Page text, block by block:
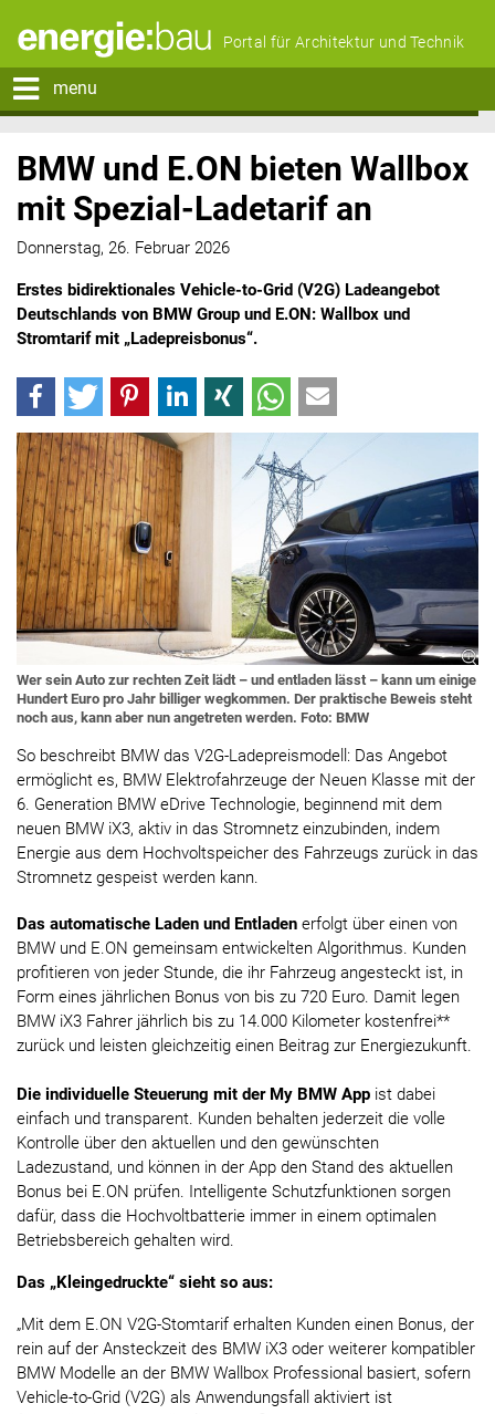
Portal für Architektur und Technik
menu
BMW und E.ON bieten Wallbox
mit Spezial-Ladetarif an
Donnerstag, 26. Februar 2026
Erstes bidirektionales Vehicle-to-Grid (V2G) Ladeangebot
Deutschlands von BMW Group und E.ON: Wallbox und
Stromtarif mit „Ladepreisbonus“.
Wer sein Auto zur rechten Zeit lädt – und entladen lässt – kann um einige
Hundert Euro pro Jahr billiger wegkommen. Der praktische Beweis steht
noch aus, kann aber nun angetreten werden. Foto: BMW
So beschreibt BMW das V2G-Ladepreismodell: Das Angebot
ermöglicht es, BMW Elektrofahrzeuge der Neuen Klasse mit der
6. Generation BMW eDrive Technologie, beginnend mit dem
neuen BMW iX3, aktiv in das Stromnetz einzubinden, indem
Energie aus dem Hochvoltspeicher des Fahrzeugs zurück in das
Stromnetz gespeist werden kann.
Das automatische Laden und Entladen erfolgt über einen von
BMW und E.ON gemeinsam entwickelten Algorithmus. Kunden
profitieren von jeder Stunde, die ihr Fahrzeug angesteckt ist, in
Form eines jährlichen Bonus von bis zu 720 Euro. Damit legen
BMW iX3 Fahrer jährlich bis zu 14.000 Kilometer kostenfrei**
zurück und leisten gleichzeitig einen Beitrag zur Energiezukunft.
Die individuelle Steuerung mit der My BMW App ist dabei
einfach und transparent. Kunden behalten jederzeit die volle
Kontrolle über den aktuellen und den gewünschten
Ladezustand, und können in der App den Stand des aktuellen
Bonus bei E.ON prüfen. Intelligente Schutzfunktionen sorgen
dafür, dass die Hochvoltbatterie immer in einem optimalen
Betriebsbereich gehalten wird.
Das „Kleingedruckte“ sieht so aus:
„Mit dem E.ON V2G-Stomtarif erhalten Kunden einen Bonus, der
rein auf der Ansteckzeit des BMW iX3 oder weiterer kompatibler
BMW Modelle an der BMW Wallbox Professional basiert, sofern
Vehicle-to-Grid (V2G) als Anwendungsfall aktiviert ist